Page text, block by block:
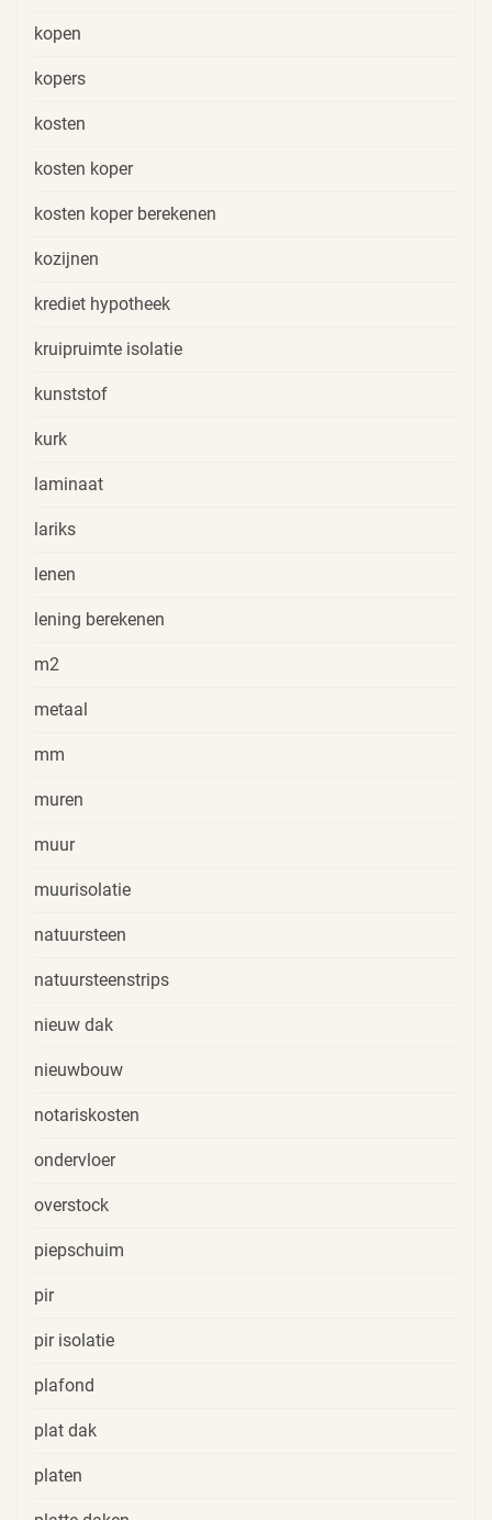
kopen
kopers
kosten
kosten koper
kosten koper berekenen
kozijnen
krediet hypotheek
kruipruimte isolatie
kunststof
kurk
laminaat
lariks
lenen
lening berekenen
m2
metaal
mm
muren
muur
muurisolatie
natuursteen
natuursteenstrips
nieuw dak
nieuwbouw
notariskosten
ondervloer
overstock
piepschuim
pir
pir isolatie
plafond
plat dak
platen